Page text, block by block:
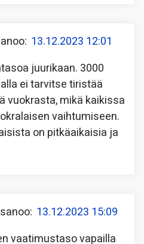
13.12.2023 12:01
juurikaan. 3000
ei tarvitse tiristää
vuokrasta, mikä kaikissa
vaihtumiseen.
on pitkäaikaisia ja
sanoo: 13.12.2023 15:09
vaatimustaso vapailla